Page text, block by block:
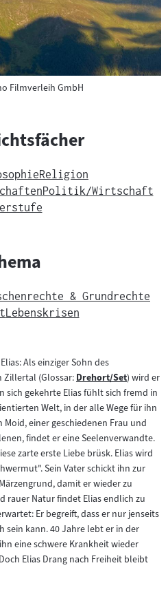
Filmverleih GmbH
Religion
Politik/Wirtschaft
& Grundrechte
Lebenskrisen
Als einziger Sohn des
(Glossar:Zum
Inhalt:
Drehort/Set) wird er
sich gekehrte Elias fühlt sich fremd in
Welt, in der alle Wege für ihn
einer geschiedenen Frau und
findet er eine Seelenverwandte.
zarte erste Liebe brüsk. Elias wird
Sein Vater schickt ihn zur
damit er wieder zu
rauer Natur findet Elias endlich zu
Er begreift, dass er nur jenseits
sein kann. 40 Jahre lebt er in der
eine schwere Krankheit wieder
Elias Drang nach Freiheit bleibt